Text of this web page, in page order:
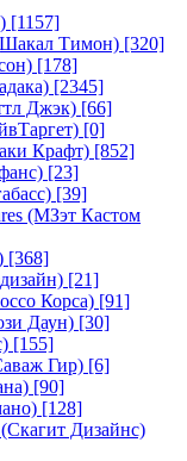
[1157]
Тимон) [320]
[178]
[2345]
Джэк) [66]
[0]
Крафт) [852]
[23]
[39]
(МЗэт Кастом
[368]
[21]
Корса) [91]
Даун) [30]
[155]
Гир) [6]
[90]
[128]
Дизайнс)